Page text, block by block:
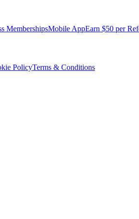
MembershipsMobile AppEarn $50 per
PolicyTerms & Conditions